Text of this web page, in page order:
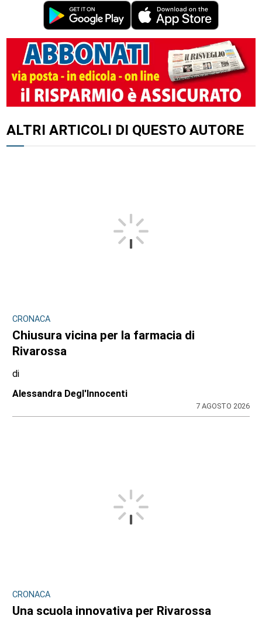
ALTRI ARTICOLI DI QUESTO AUTORE
CRONACA
Chiusura vicina per la farmacia di
Rivarossa
di
Alessandra Degl'Innocenti
7 AGOSTO 2026
CRONACA
Una scuola innovativa per Rivarossa